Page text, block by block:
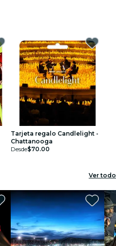
Tarjeta regalo Candlelight -
Chattanooga
Desde$70.00
Ver todo